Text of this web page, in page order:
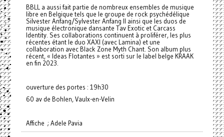
BBLL a aussi fait partie de nombreux ensembles de musique
libre en Belgique tels que le groupe de rock psychédélique
Silvester Anfang/Sylvester Anfang II ainsi que les duos de
musique électronique dansante Tav Exotic et Carcass
Identity. Ses collaborations continuent à proliférer, les plus
récentes étant le duo XAXI (avec Lamina) et une
collaboration avec Black Zone Myth Chant. Son album plus
récent, « Ideas Flotantes » est sorti sur le label belge KRAAK
en fin 2023.
ouverture des portes : 19h30
60 av de Bohlen, Vaulx-en-Velin
Affiche ; Adele Pavia